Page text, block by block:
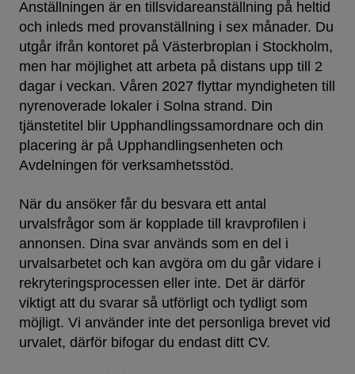
Anställningen är en tillsvidareanställning på heltid
och inleds med provanställning i sex månader. Du
utgår ifrån kontoret på Västerbroplan i Stockholm,
men har möjlighet att arbeta på distans upp till 2
dagar i veckan. Våren 2027 flyttar myndigheten till
nyrenoverade lokaler i Solna strand. Din
tjänstetitel blir Upphandlingssamordnare och din
placering är på Upphandlingsenheten och
Avdelningen för verksamhetsstöd.
När du ansöker får du besvara ett antal
urvalsfrågor som är kopplade till kravprofilen i
annonsen. Dina svar används som en del i
urvalsarbetet och kan avgöra om du går vidare i
rekryteringsprocessen eller inte. Det är därför
viktigt att du svarar så utförligt och tydligt som
möjligt. Vi använder inte det personliga brevet vid
urvalet, därför bifogar du endast ditt CV.